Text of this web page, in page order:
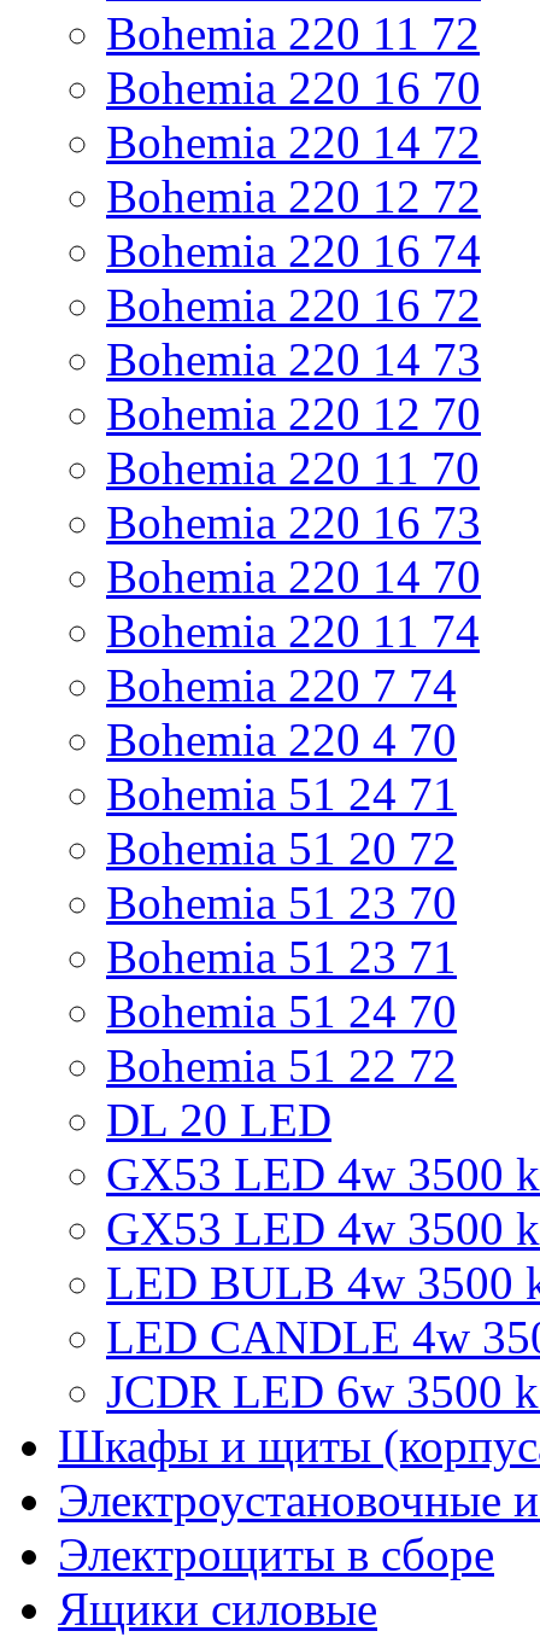
Bohemia 220 11 72
Bohemia 220 16 70
Bohemia 220 14 72
Bohemia 220 12 72
Bohemia 220 16 74
Bohemia 220 16 72
Bohemia 220 14 73
Bohemia 220 12 70
Bohemia 220 11 70
Bohemia 220 16 73
Bohemia 220 14 70
Bohemia 220 11 74
Bohemia 220 7 74
Bohemia 220 4 70
Bohemia 51 24 71
Bohemia 51 20 72
Bohemia 51 23 70
Bohemia 51 23 71
Bohemia 51 24 70
Bohemia 51 22 72
DL 20 LED
GX53 LED 4w 3500
GX53 LED 4w 3500
LED BULB 4w 3500
LED CANDLE 4w
JCDR LED 6w 3500
Шкафы и щиты
Электроустановочные
Электрощиты в сборе
Ящики силовые